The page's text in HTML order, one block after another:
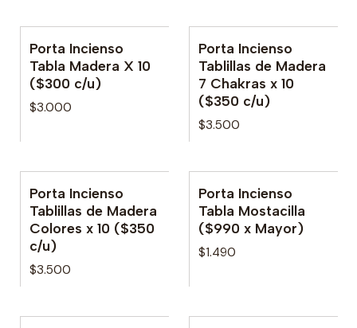
Porta Incienso
Tabla Madera X 10
($300 c/u)
$3.000
No disponible
Porta Incienso
Tablillas de Madera
7 Chakras x 10
($350 c/u)
$3.500
Porta Incienso
Tablillas de Madera
Colores x 10 ($350
c/u)
$3.500
Porta Incienso
Tabla Mostacilla
($990 x Mayor)
$1.490